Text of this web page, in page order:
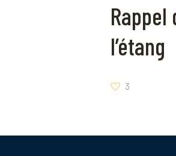
l’étang
3